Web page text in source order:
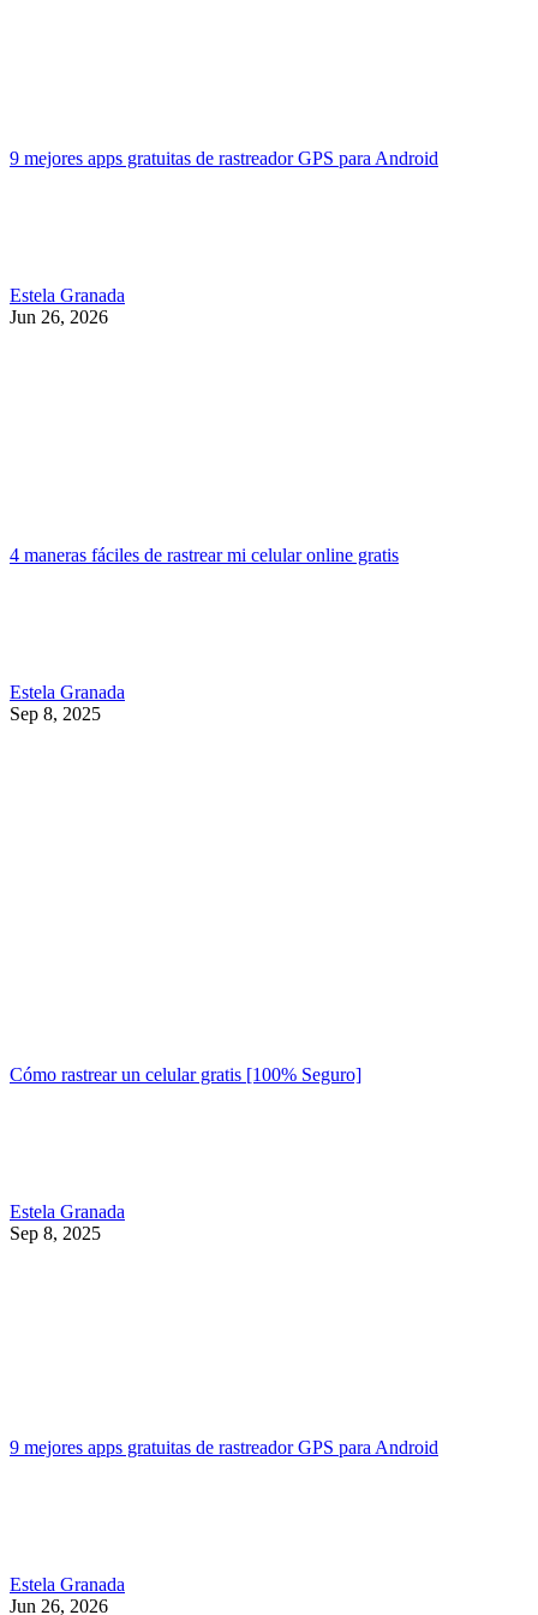
9 mejores apps gratuitas de rastreador GPS para Android
Estela Granada
Jun 26, 2026
4 maneras fáciles de rastrear mi celular online gratis
Estela Granada
Sep 8, 2025
Cómo rastrear un celular gratis [100% Seguro]
Estela Granada
Sep 8, 2025
9 mejores apps gratuitas de rastreador GPS para Android
Estela Granada
Jun 26, 2026